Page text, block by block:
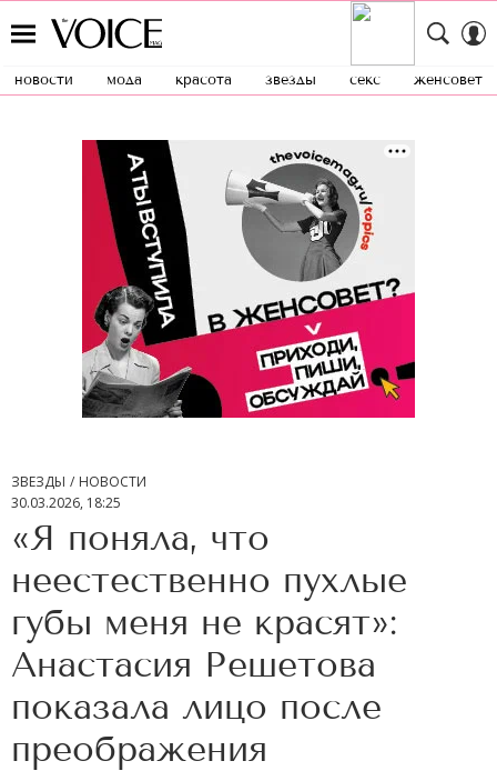
новости мода красота звезды секс женсовет
ЗВЕЗДЫ
НОВОСТИ
30.03.2026, 18:25
«Я поняла, что
неестественно пухлые
губы меня не красят»:
Анастасия Решетова
показала лицо после
преображения